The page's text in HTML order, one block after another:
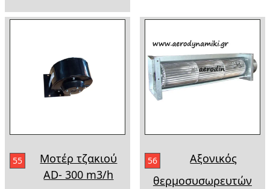
55
Μοτέρ τζακιού
AD- 300 m3/h
56
Αξονικός
θερμοσυσωρευτών